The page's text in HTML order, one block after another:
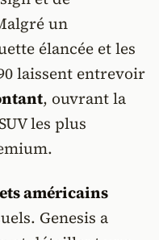
un
élancée et les
laissent entrevoir
, ouvrant la
les plus
américains
Genesis a